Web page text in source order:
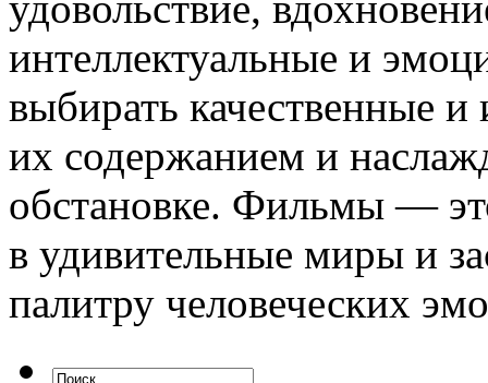
интеллектуальные и
выбирать качественные
их содержанием и
обстановке. Фильмы —
в удивительные миры и
палитру человеческих